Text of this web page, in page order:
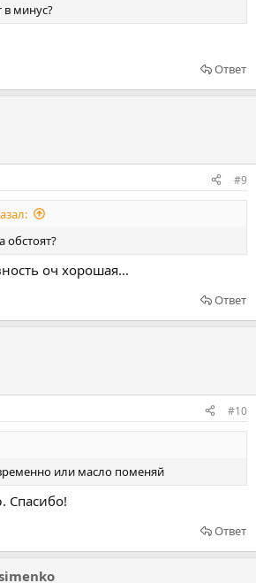
минус?
Ответ
#9
обстоят?
оч хорошая…
Ответ
#10
или масло поменяй
Спасибо!
Ответ